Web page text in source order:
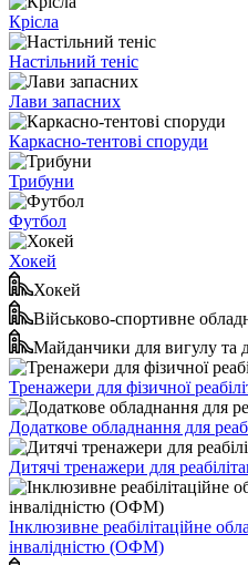
Крісла
Настільний теніс
Лави запасних
Каркасно-тентові споруди
Трибуни
Футбол
Хокей
Хокей
Військово-спортивне
Майданчики для вигулу та
Тренажери для фізичної
Додаткове обладнання для
Дитячі тренажери для
Інклюзивне реабілітаційне
інвалідністю (ОФМ)